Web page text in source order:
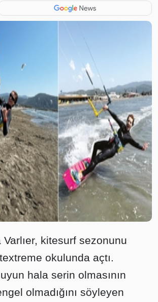
kitesurf sezonunu
okulunda açtı.
hala serin olmasının
olmadığını söyleyen